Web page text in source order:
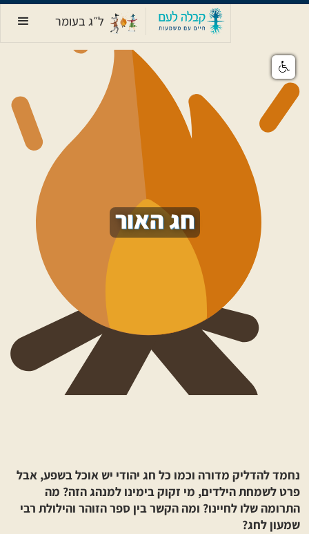
ל״ג בעומר
חג האור
נחמד להדליק מדורה וכמו כל חג יהודי יש אוכל בשפע, אבל
פרט לשמחת הילדים, מי זקוק בימינו למנהג הזה? מה
התרומה שלו לחיינו? ומה הקשר בין ספר הזוהר והילולת רבי
שמעון לחג?